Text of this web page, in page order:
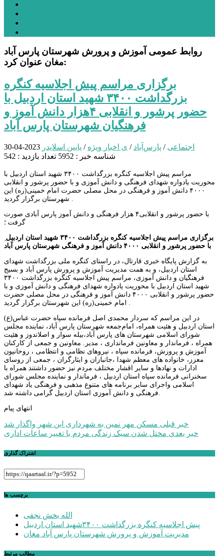
روابط عمومی آموزش و پرورش شهرستان پارس آباد
مغان عنوان کرد:
برگزاری مراسم پیش اجلاسیه کنگره
بزرگداشت ۳۴۰۰ شهید استان اردبیل با
حضور پرشور و انقلابی ۴هزار دانش آموز و
فرهنگیان شهرستان پارس آباد
اجتماعی / پارس‌آباد / ی اخبار ویژه / یایین اسلایدر 2023-04-30
شناسه خبر : 5952
تعداد بازدید : 542
مراسم پیش اجلاسیه کنگره بزرگداشت ۳۴۰۰ شهید استان اردبیل با
محوریت یادواره شهدای فرهنگی و دانش آموزی و با حضور پرشور و انقلابی
۴۰۰۰ دانش آموز و فرهنگی در محل مصلی حضرت امام خمینی(ره) این
با حضور پرشور و انقلابی۴ هزار فرهنگی و دانش آموز پارس آبادی صورت
گرفت ؛
با حضور پرشور و انقلابی ۴۰۰۰ دانش آموز و فرهنگی شهرستان پارس آباد
به گزارش پایگاه خبری قارتال، در راستای کنگره ملی بزرگداشت شهدای
استان اردبیل، و به همت مدیریت آموزش و پرورش پارس آباد و بسیج
فرهنگیان و دانش آموزی، مراسم پیش اجلاسیه کنگره بزرگداشت ۳۴۰۰
شهید استان اردبیل با محوریت یادواره شهدای فرهنگی و دانش آموزی و با
حضور پرشور و انقلابی ۴۰۰۰ دانش آموز و فرهنگی در محل مصلی حضرت
در این مراسم که سردار محمدی اصل فرمانده سپاه حضرت عباس(ع)
استان اردبیل و هئیت همراه، امام‌جمعه شهرستان پارس آباد، نماينده مجلس
شورای اسلامی شهرستان های پارس آباد،بیله سوار و اصلاندوز و هئیت
همراه ، فرماندار و معاونین فرمانداری ، مدیر. معاونین و جمعی از کارکنان
آموزش و پرورش، فرمانده سپاه ، نیروهای نظامی و انتظامی ، روحانیون
معزز، خانواده های معظم شهدا ،جانبازان و ایثارگران ، جمعی از روسای
ادارات و نهادها و سایر اقشار مختلف مردم نیز حضور داشتند همراه با
سخنرانی فرمانده سپاه استان اردبیل ، فرماندار و نماینده مجلس شورای
اسلامی واجرای سایر برنامه های متنوع مذهبی و فرهنگی یاد شهدای
انتهای پیام
راهبری
نوشته
خبر قبلی مسکن مهر نمین به شهرداری این شهر واگذار شد
خبر بعدی مختل شدن سبک زندگی مردم با تغییر ساعات اداری
اشتراک گذاری
برچسب ها
الله بخش نجفی
پیش اجلاسیه کنگره بزرگداشت ۳۴۰۰شهید استان اردبیل
مدیریت آموزش و پرورش شهرستان پارس آباد مغان
مطالب مرتبط